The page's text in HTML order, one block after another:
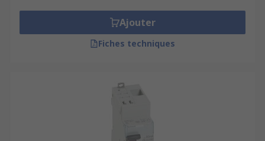
Ajouter
Fiches techniques